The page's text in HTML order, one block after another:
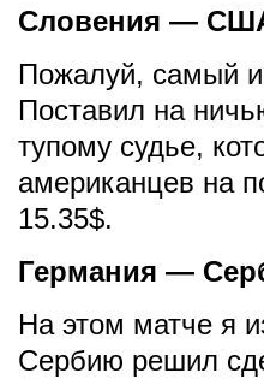
Словения —
Пожалуй, самый
Поставил на
тупому судье,
американцев на
15.35$.
Германия —
На этом матче я
Сербию решил